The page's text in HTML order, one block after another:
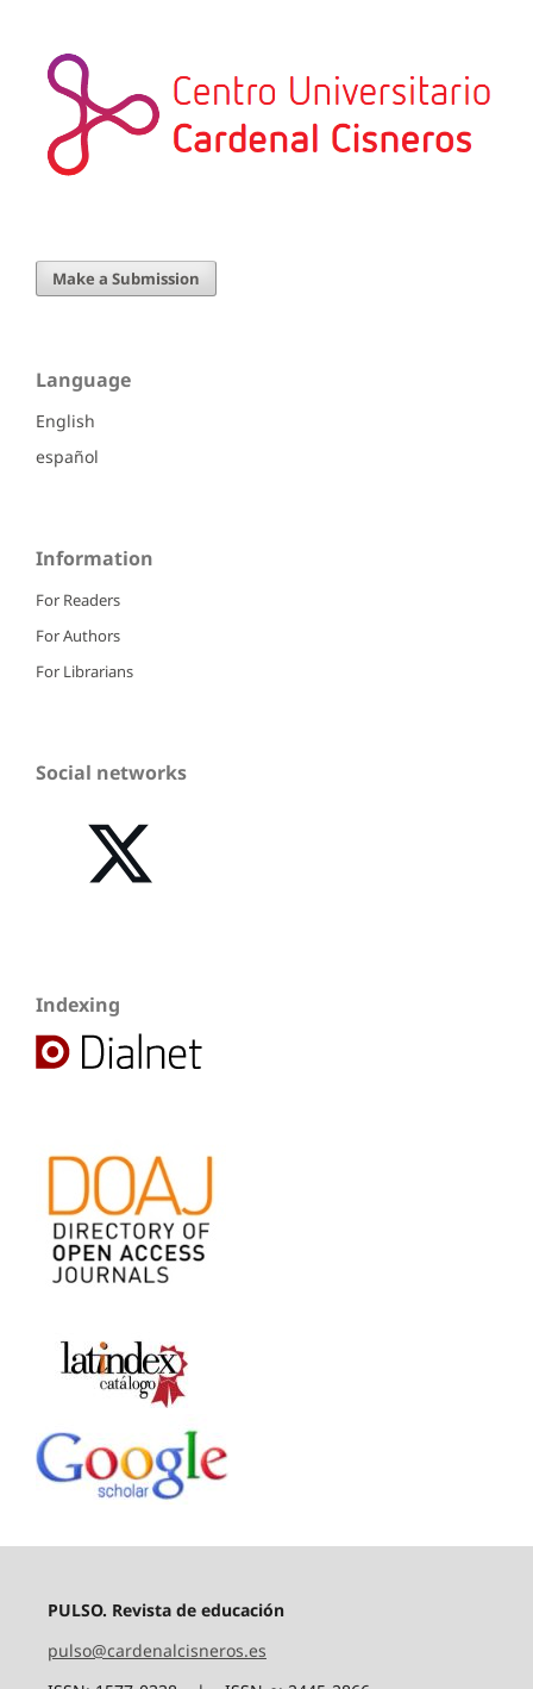
Make a Submission
Language
English
español
Information
For Readers
For Authors
For Librarians
Social networks
Indexing
PULSO. Revista de educación
pulso@cardenalcisneros.es